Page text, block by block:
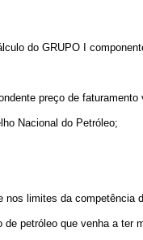
do GRUPO I
preço de
Nacional do Petróleo;
limites da competência
petróleo que venha a ter